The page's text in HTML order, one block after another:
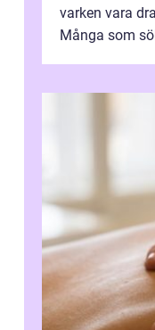
varken vara
Många som